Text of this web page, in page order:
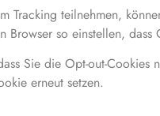
Tracking teilnehmen,
Browser so einstellen,
Sie die Opt-out-
erneut setzen.